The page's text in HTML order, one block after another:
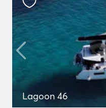
Lagoon 46